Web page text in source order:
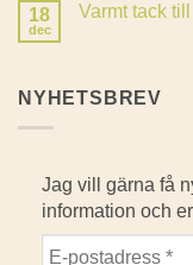
Det
18
dec
Varmt tack
tack
NYHETSBREV
Jag vill gärna få
information och